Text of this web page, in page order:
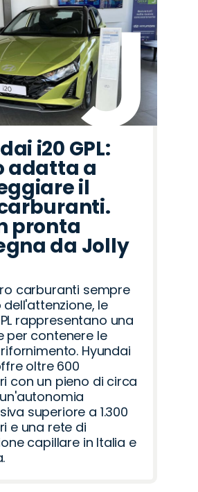
i20 GPL:
adatta a
il
pronta
da Jolly
carburanti sempre
le
rappresentano una
per contenere le
Hyundai
oltre 600
con un pieno di circa
superiore a 1.300
e una rete di
capillare in Italia e